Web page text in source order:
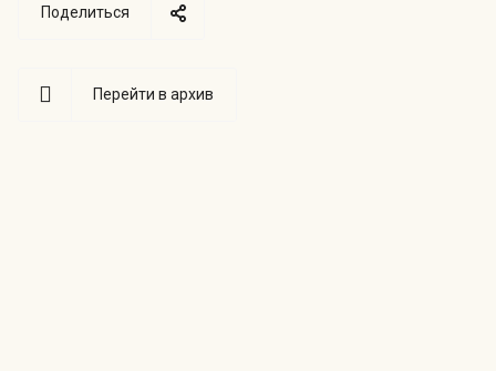
Поделиться
Перейти в архив